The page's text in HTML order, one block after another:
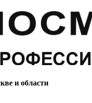
и области